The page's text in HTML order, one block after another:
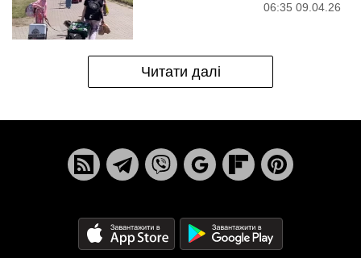
06:35 09.04.26
Читати далі